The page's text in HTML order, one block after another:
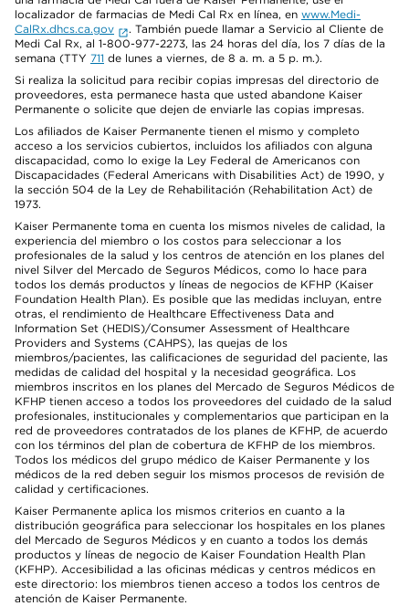
localizador de farmacias de Medi Cal Rx en línea, en www.Medi-
CalRx.dhcs.ca.gov
. También puede llamar a Servicio al Cliente de
Medi Cal Rx, al 1-800-977-2273, las 24 horas del día, los 7 días de la
semana (TTY 711 de lunes a viernes, de 8 a. m. a 5 p. m.).
Si realiza la solicitud para recibir copias impresas del directorio de
proveedores, esta permanece hasta que usted abandone Kaiser
Permanente o solicite que dejen de enviarle las copias impresas.
Los afiliados de Kaiser Permanente tienen el mismo y completo
acceso a los servicios cubiertos, incluidos los afiliados con alguna
discapacidad, como lo exige la Ley Federal de Americanos con
Discapacidades (Federal Americans with Disabilities Act) de 1990, y
la sección 504 de la Ley de Rehabilitación (Rehabilitation Act) de
1973.
Kaiser Permanente toma en cuenta los mismos niveles de calidad, la
experiencia del miembro o los costos para seleccionar a los
profesionales de la salud y los centros de atención en los planes del
nivel Silver del Mercado de Seguros Médicos, como lo hace para
todos los demás productos y líneas de negocios de KFHP (Kaiser
Foundation Health Plan). Es posible que las medidas incluyan, entre
otras, el rendimiento de Healthcare Effectiveness Data and
Information Set (HEDIS)/Consumer Assessment of Healthcare
Providers and Systems (CAHPS), las quejas de los
miembros/pacientes, las calificaciones de seguridad del paciente, las
medidas de calidad del hospital y la necesidad geográfica. Los
miembros inscritos en los planes del Mercado de Seguros Médicos de
KFHP tienen acceso a todos los proveedores del cuidado de la salud
profesionales, institucionales y complementarios que participan en la
red de proveedores contratados de los planes de KFHP, de acuerdo
con los términos del plan de cobertura de KFHP de los miembros.
Todos los médicos del grupo médico de Kaiser Permanente y los
médicos de la red deben seguir los mismos procesos de revisión de
calidad y certificaciones.
Kaiser Permanente aplica los mismos criterios en cuanto a la
distribución geográfica para seleccionar los hospitales en los planes
del Mercado de Seguros Médicos y en cuanto a todos los demás
productos y líneas de negocio de Kaiser Foundation Health Plan
(KFHP). Accesibilidad a las oficinas médicas y centros médicos en
este directorio: los miembros tienen acceso a todos los centros de
atención de Kaiser Permanente.